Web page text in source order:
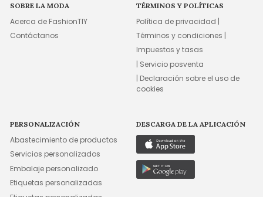
SOBRE LA MODA
Acerca de FashionTIY
Contáctanos
TÉRMINOS Y POLÍTICAS
Política de privacidad |
Términos y condiciones |
Impuestos y tasas
| Servicio posventa
| Declaración sobre el uso de
cookies
PERSONALIZACIÓN
Abastecimiento de productos
Servicios personalizados
Embalaje personalizado
Etiquetas personalizadas
DESCARGA DE LA APLICACIÓN